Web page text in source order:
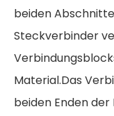
beiden
Steckverbinder
Material.Das
beiden Enden